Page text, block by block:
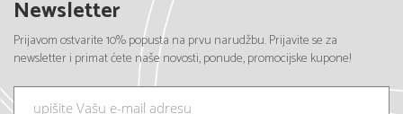
Newsletter
Prijavom ostvarite 10% popusta na prvu narudžbu. Prijavite se za
newsletter i primat ćete naše novosti, ponude, promocijske kupone!